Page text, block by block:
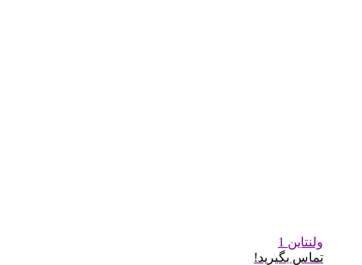
ولنتاین 1
تماس بگیرید!